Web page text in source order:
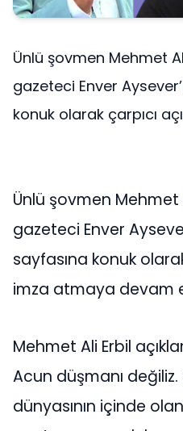
Ünlü şovmen Mehmet
gazeteci Enver
konuk olarak çarpıcı
Ünlü şovmen
gazeteci Enver
sayfasına konuk
imza atmaya devam
Mehmet Ali Erbil
Acun düşmanı
dünyasının içinde